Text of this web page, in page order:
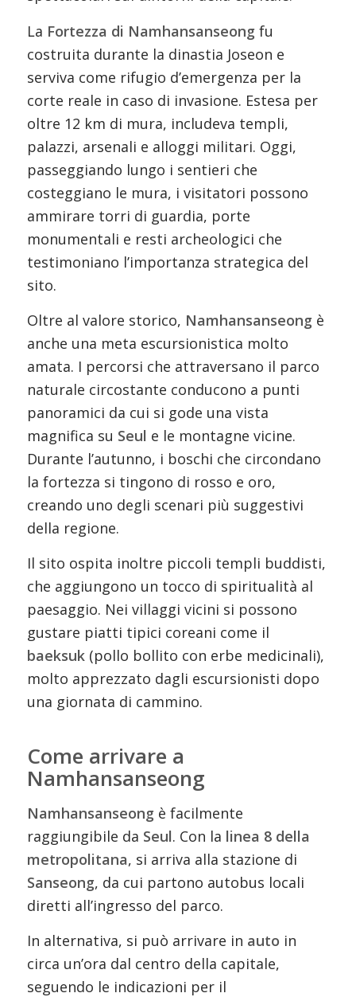
La Fortezza di Namhansanseong fu
costruita durante la dinastia Joseon e
serviva come rifugio d’emergenza per la
corte reale in caso di invasione. Estesa per
oltre 12 km di mura, includeva templi,
palazzi, arsenali e alloggi militari. Oggi,
passeggiando lungo i sentieri che
costeggiano le mura, i visitatori possono
ammirare torri di guardia, porte
monumentali e resti archeologici che
testimoniano l’importanza strategica del
sito.
Oltre al valore storico, Namhansanseong è
anche una meta escursionistica molto
amata. I percorsi che attraversano il parco
naturale circostante conducono a punti
panoramici da cui si gode una vista
magnifica su Seul e le montagne vicine.
Durante l’autunno, i boschi che circondano
la fortezza si tingono di rosso e oro,
creando uno degli scenari più suggestivi
della regione.
Il sito ospita inoltre piccoli templi buddisti,
che aggiungono un tocco di spiritualità al
paesaggio. Nei villaggi vicini si possono
gustare piatti tipici coreani come il
baeksuk(pollo bollito con erbe medicinali),
molto apprezzato dagli escursionisti dopo
una giornata di cammino.
Come arrivare a
Namhansanseong
Namhansanseong è facilmente
raggiungibile da Seul. Con la linea 8 della
metropolitana, si arriva alla stazione di
Sanseong, da cui partono autobus locali
diretti all’ingresso del parco.
In alternativa, si può arrivare in auto in
circa un’ora dal centro della capitale,
seguendo le indicazioni per il